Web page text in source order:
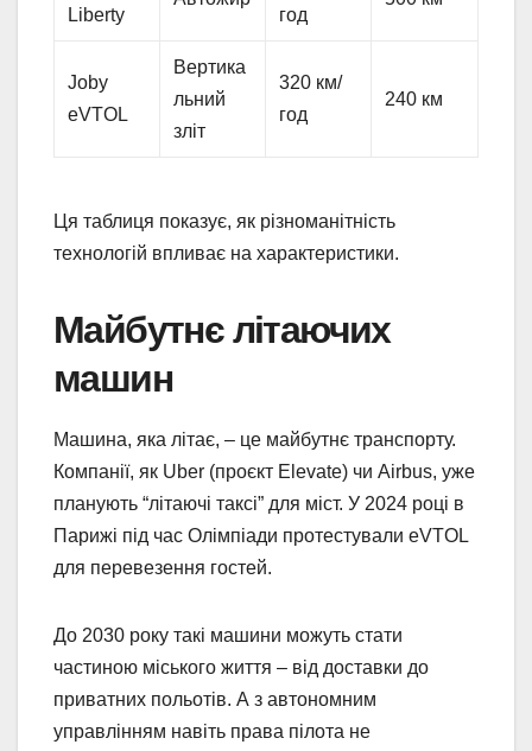
Liberty
год
Joby
eVTOL
Вертика
льний
зліт
320 км/
год
240 км
Ця таблиця показує, як різноманітність
технологій впливає на характеристики.
Майбутнє літаючих
машин
Машина, яка літає, – це майбутнє транспорту.
Компанії, як Uber (проєкт Elevate) чи Airbus, уже
планують “літаючі таксі” для міст. У 2024 році в
Парижі під час Олімпіади протестували eVTOL
для перевезення гостей.
До 2030 року такі машини можуть стати
частиною міського життя – від доставки до
приватних польотів. А з автономним
управлінням навіть права пілота не